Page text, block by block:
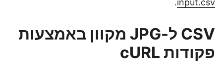
input.csv
.
CSV ל-JPG מקוון באמצעות
פקודות cURL